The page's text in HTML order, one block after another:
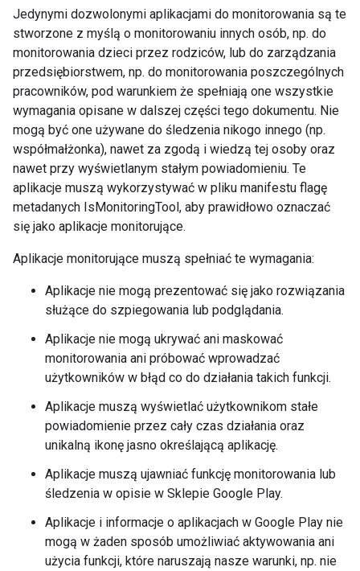
Jedynymi dozwolonymi aplikacjami do monitorowania są te
stworzone z myślą o monitorowaniu innych osób, np. do
monitorowania dzieci przez rodziców, lub do zarządzania
przedsiębiorstwem, np. do monitorowania poszczególnych
pracowników, pod warunkiem że spełniają one wszystkie
wymagania opisane w dalszej części tego dokumentu. Nie
mogą być one używane do śledzenia nikogo innego (np.
współmałżonka), nawet za zgodą i wiedzą tej osoby oraz
nawet przy wyświetlanym stałym powiadomieniu. Te
aplikacje muszą wykorzystywać w pliku manifestu flagę
metadanych IsMonitoringTool, aby prawidłowo oznaczać
się jako aplikacje monitorujące.
Aplikacje monitorujące muszą spełniać te wymagania:
Aplikacje nie mogą prezentować się jako rozwiązania
służące do szpiegowania lub podglądania.
Aplikacje nie mogą ukrywać ani maskować
monitorowania ani próbować wprowadzać
użytkowników w błąd co do działania takich funkcji.
Aplikacje muszą wyświetlać użytkownikom stałe
powiadomienie przez cały czas działania oraz
unikalną ikonę jasno określającą aplikację.
Aplikacje muszą ujawniać funkcję monitorowania lub
śledzenia w opisie w Sklepie Google Play.
Aplikacje i informacje o aplikacjach w Google Play nie
mogą w żaden sposób umożliwiać aktywowania ani
użycia funkcji, które naruszają nasze warunki, np. nie